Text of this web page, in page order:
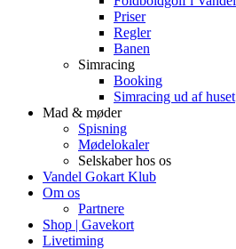
Priser
Regler
Banen
Simracing
Booking
Simracing ud af huset
Mad & møder
Spisning
Mødelokaler
Selskaber hos os
Vandel Gokart Klub
Om os
Partnere
Shop | Gavekort
Livetiming